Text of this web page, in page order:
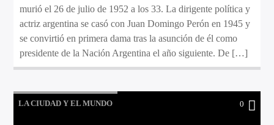
murió el 26 de julio de 1952 a los 33. La dirigente política y
actriz argentina se casó con Juan Domingo Perón en 1945 y
se convirtió en primera dama tras la asunción de él como
presidente de la Nación Argentina el año siguiente. De […]
LA CIUDAD Y EL MUNDO 0